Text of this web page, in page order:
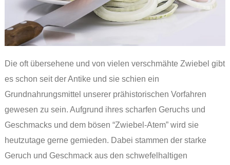
Die oft übersehene und von vielen verschmähte Zwiebel gibt
es schon seit der Antike und sie schien ein
Grundnahrungsmittel unserer prähistorischen Vorfahren
gewesen zu sein. Aufgrund ihres scharfen Geruchs und
Geschmacks und dem bösen “Zwiebel-Atem” wird sie
heutzutage gerne gemieden. Dabei stammen der starke
Geruch und Geschmack aus den schwefelhaltigen